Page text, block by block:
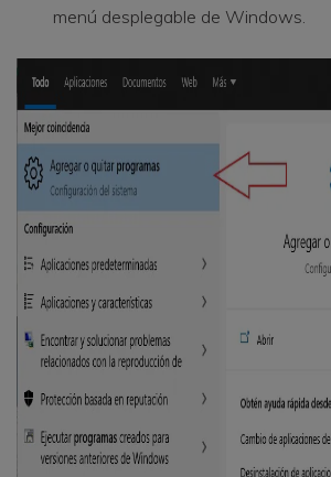
menú desplegable de Windows.